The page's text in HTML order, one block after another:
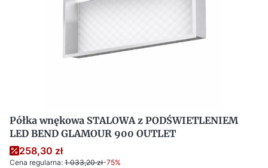
Półka wnękowa STALOWA z PODŚWIETLENIEM
LED BEND GLAMOUR 900 OUTLET
258,30 zł
Cena regularna: 1 033,20 zł-75%